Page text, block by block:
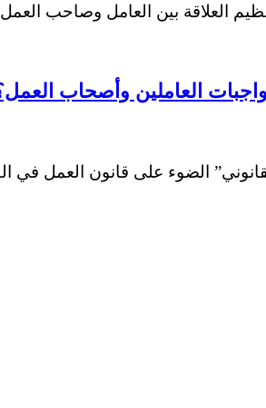
العلاقة بين العامل وصاحب
العاملين وأصحاب
العمل في القانون المصري. ١ – تعريف قانون العمل